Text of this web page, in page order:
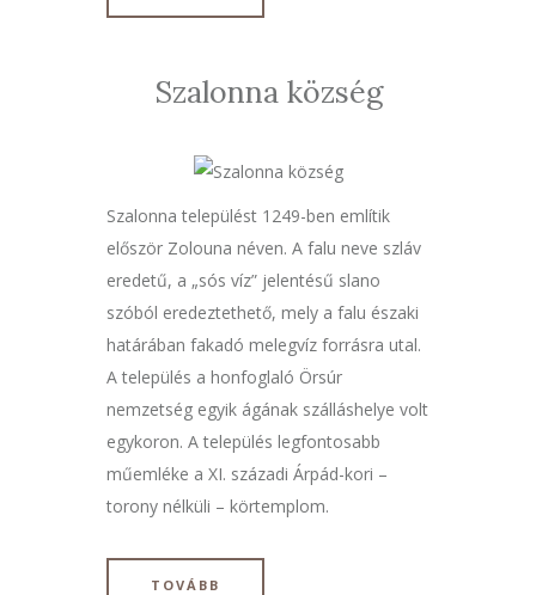
Szalonna község
Szalonna települést 1249-ben említik
először Zolouna néven. A falu neve szláv
eredetű, a „sós víz” jelentésű slano
szóból eredeztethető, mely a falu északi
határában fakadó melegvíz forrásra utal.
A település a honfoglaló Örsúr
nemzetség egyik ágának szálláshelye volt
egykoron. A település legfontosabb
műemléke a XI. századi Árpád-kori –
torony nélküli – körtemplom.
TOVÁBB